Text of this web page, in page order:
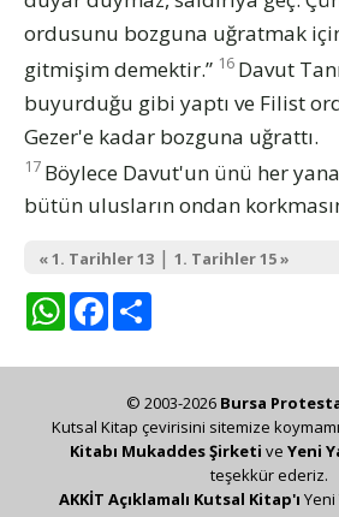
ordusunu bozguna uğratmak
gitmişim demektir.” 16 Davut
buyurduğu gibi yaptı ve Filist
Gezer'e kadar bozguna uğrattı.
17 Böylece Davut'un ünü her yana
bütün ulusların ondan
« 1. Tarihler 13 | 1. Tarihler 15 »
WhatsAppFacebook
© 2003-2026 Bursa
Kutsal Kitap çevirisini sitemize
Kitabı Mukaddes Şirketi ve Yeni
teşekkür ederiz.
AKKİT Açıklamalı Kutsal Kitap'ı Yeni